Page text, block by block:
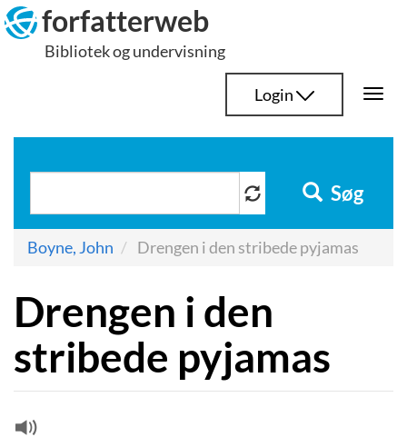
Hop
til
indhold
forfatterweb
Bibliotek og undervisning
Login
Søg
Boyne, John Drengen i den stribede pyjamas
Drengen i den
stribede pyjamas